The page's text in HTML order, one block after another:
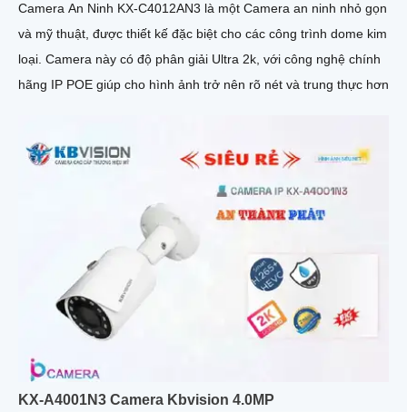
Camera An Ninh KX-C4012AN3 là một Camera an ninh nhỏ gọn
và mỹ thuật, được thiết kế đặc biệt cho các công trình dome kim
loại. Camera này có độ phân giải Ultra 2k, với công nghệ chính
hãng IP POE giúp cho hình ảnh trở nên rõ nét và trung thực hơn
KX-A4001N3 Camera Kbvision 4.0MP